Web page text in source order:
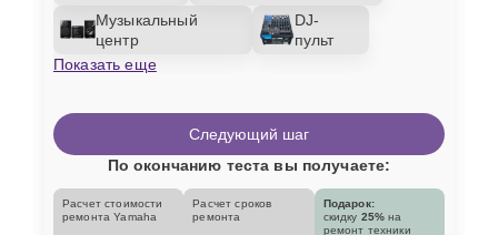
Музыкальный
центр
DJ-
пульт
Показать еще
Следующий шаг
По окончанию теста вы получаете:
Расчет стоимости
ремонта Yamaha
Расчет сроков
ремонта
Подарок:
скидку 25% на
ремонт техники